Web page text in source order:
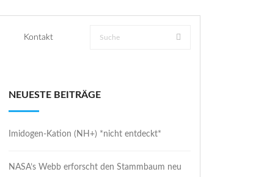
Kontakt
NEUESTE BEITRÄGE
Imidogen-Kation (NH+) *nicht entdeckt*
NASA’s Webb erforscht den Stammbaum neu